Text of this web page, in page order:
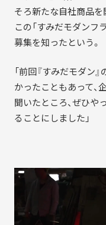
そろ新たな自社商品を
この「すみだモダンフ
募集を知ったという。
「前回『すみだモダン
かったこともあって、
聞いたところ、ぜひや
ることにしました」